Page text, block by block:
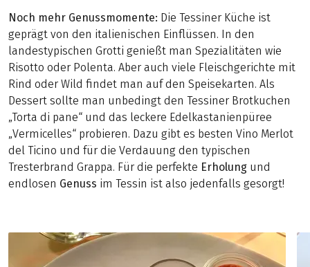
Noch mehr Genussmomente: Die Tessiner Küche ist
geprägt von den italienischen Einflüssen. In den
landestypischen Grotti genießt man Spezialitäten wie
Risotto oder Polenta. Aber auch viele Fleischgerichte mit
Rind oder Wild findet man auf den Speisekarten. Als
Dessert sollte man unbedingt den Tessiner Brotkuchen
„Torta di pane“ und das leckere Edelkastanienpüree
„Vermicelles“ probieren. Dazu gibt es besten Vino Merlot
del Ticino und für die Verdauung den typischen
Tresterbrand Grappa. Für die perfekte Erholung und
endlosen Genuss im Tessin ist also jedenfalls gesorgt!